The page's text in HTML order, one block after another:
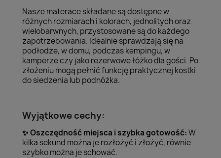
Nasze materace składane są dostępne w
różnych rozmiarach i kolorach, jednolitych oraz
wielobarwnych, przystosowane są do każdego
zapotrzebowania. Idealnie sprawdzają się na
podłodze, w domu, podczas kempingu, w
kamperze czy jako rezerwowe łóżko dla gości. Po
złożeniu mogą pełnić funkcję praktycznej kostki
do siedzenia lub podnóżka.
Wyjątkowe cechy:
✨Oszczędność miejsca i szybka gotowość:W
kilka sekund można je rozłożyć i złożyć, równie
szybko można je schować.